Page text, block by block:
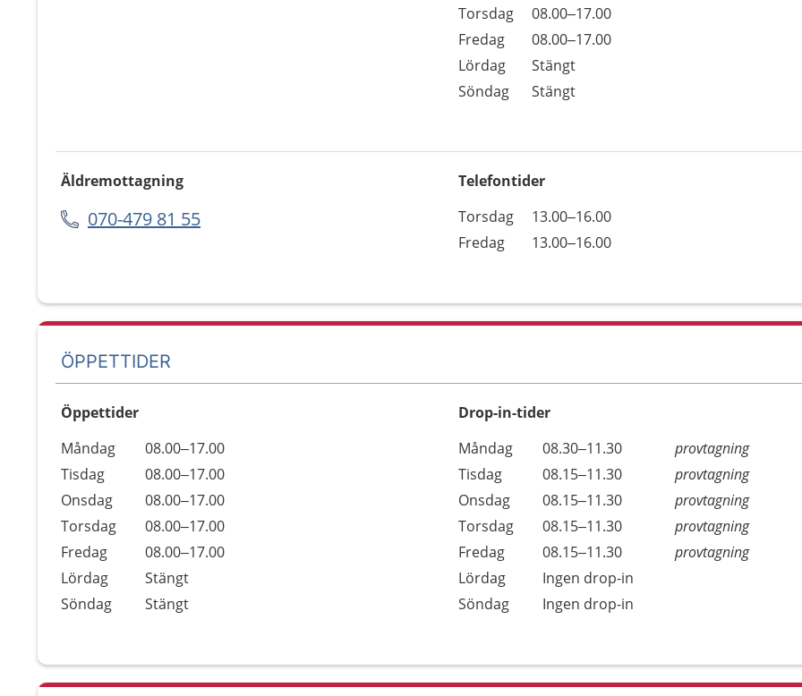
Torsdag
08.00–17.00
Fredag
08.00–17.00
Lördag
Stängt
Söndag
Stängt
Äldremottagning
070-479 81 55
Telefontider
Dag
Öppettider
Kommentarer
Torsdag
13.00–16.00
Fredag
13.00–16.00
ÖPPETTIDER
Öppettider
Dag
Öppettider
Kommentarer
Måndag
08.00–17.00
Tisdag
08.00–17.00
Onsdag
08.00–17.00
Torsdag
08.00–17.00
Fredag
08.00–17.00
Lördag
Stängt
Söndag
Stängt
Drop-in-tider
Måndag
08.30–11.30
provtagning
Tisdag
08.15–11.30
provtagning
Onsdag
08.15–11.30
provtagning
Torsdag
08.15–11.30
provtagning
Fredag
08.15–11.30
provtagning
Lördag
Ingen drop-in
Söndag
Ingen drop-in